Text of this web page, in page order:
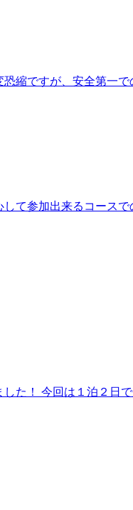
ですが、安全第一
て参加出来るコース
た！ 今回は１泊２日